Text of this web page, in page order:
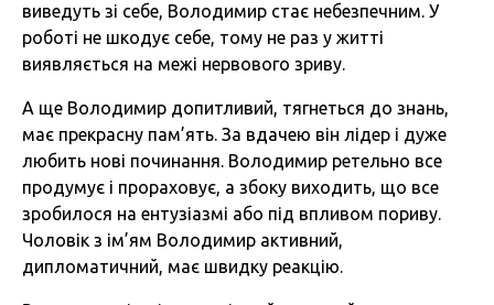
виведуть зі себе, Володимир стає небезпечним. У
роботі не шкодує себе, тому не раз у житті
виявляється на межі нервового зриву.
А ще Володимир допитливий, тягнеться до знань,
має прекрасну пам’ять. За вдачею він лідер і дуже
любить нові починання. Володимир ретельно все
продумує і прораховує, а збоку виходить, що все
зробилося на ентузіазмі або під впливом пориву.
Чоловік з ім’ям Володимир активний,
дипломатичний, має швидку реакцію.